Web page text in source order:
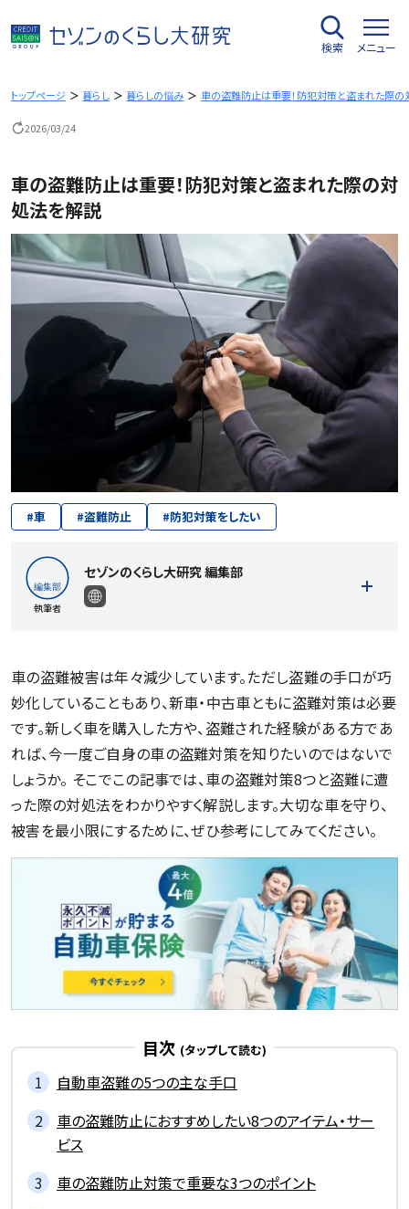
容
を
キ
検索 メニュー
トップページ 暮らし 暮らしの悩み 車の盗難防止は重要！防犯対策と盗まれた際の
2026/03/24
車の盗難防止は重要！防犯対策と盗まれた際の対
処法を解説
#車 #盗難防止 #防犯対策をしたい
執筆者
セゾンのくらし大研究 編集部
記事一覧を見る
車の盗難被害は年々減少しています。ただし盗難の手口が巧
妙化していることもあり、新車・中古車ともに盗難対策は必要
です。新しく車を購入した方や、盗難された経験がある方であ
れば、今一度ご自身の車の盗難対策を知りたいのではないで
しょうか。 そこでこの記事では、車の盗難対策8つと盗難に遭
った際の対処法をわかりやすく解説します。大切な車を守り、
被害を最小限にするために、ぜひ参考にしてみてください。
目次
自動車盗難の5つの主な手口
車の盗難防止におすすめしたい8つのアイテム・サー
ビス
車の盗難防止対策で重要な3つのポイント